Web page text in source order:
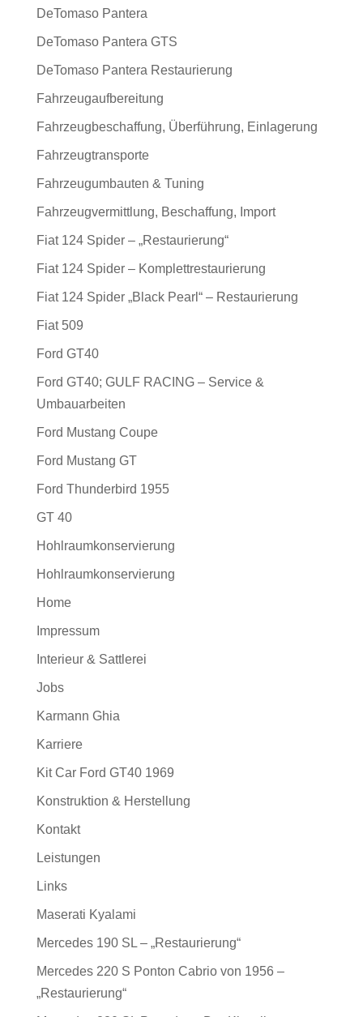
DeTomaso Pantera
DeTomaso Pantera GTS
DeTomaso Pantera Restaurierung
Fahrzeugaufbereitung
Fahrzeugbeschaffung, Überführung, Einlagerung
Fahrzeugtransporte
Fahrzeugumbauten & Tuning
Fahrzeugvermittlung, Beschaffung, Import
Fiat 124 Spider – „Restaurierung“
Fiat 124 Spider – Komplettrestaurierung
Fiat 124 Spider „Black Pearl“ – Restaurierung
Fiat 509
Ford GT40
Ford GT40; GULF RACING – Service &
Umbauarbeiten
Ford Mustang Coupe
Ford Mustang GT
Ford Thunderbird 1955
GT 40
Hohlraumkonservierung
Hohlraumkonservierung
Home
Impressum
Interieur & Sattlerei
Jobs
Karmann Ghia
Karriere
Kit Car Ford GT40 1969
Konstruktion & Herstellung
Kontakt
Leistungen
Links
Maserati Kyalami
Mercedes 190 SL – „Restaurierung“
Mercedes 220 S Ponton Cabrio von 1956 –
„Restaurierung“